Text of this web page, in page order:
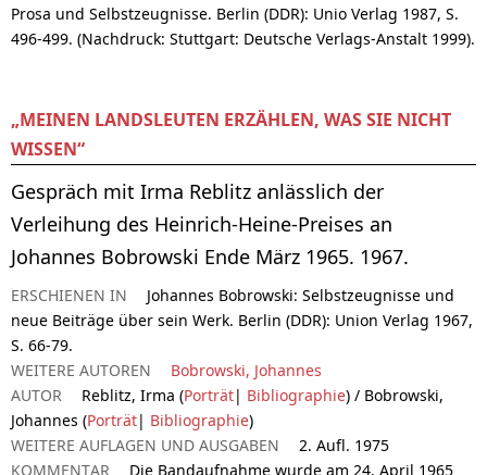
Prosa und Selbstzeugnisse. Berlin (DDR): Unio Verlag 1987, S.
496-499. (Nachdruck: Stuttgart: Deutsche Verlags-Anstalt 1999).
„MEINEN LANDSLEUTEN ERZÄHLEN, WAS SIE NICHT
WISSEN“
Gespräch mit Irma Reblitz anlässlich der
Verleihung des Heinrich-Heine-Preises an
Johannes Bobrowski Ende März 1965. 1967.
ERSCHIENEN IN
Johannes Bobrowski: Selbstzeugnisse und
neue Beiträge über sein Werk. Berlin (DDR): Union Verlag 1967,
S. 66-79.
WEITERE AUTOREN
Bobrowski, Johannes
AUTOR
Reblitz, Irma (Porträt| Bibliographie) / Bobrowski,
Johannes (Porträt| Bibliographie)
WEITERE AUFLAGEN UND AUSGABEN
2. Aufl. 1975
KOMMENTAR
Die Bandaufnahme wurde am 24. April 1965